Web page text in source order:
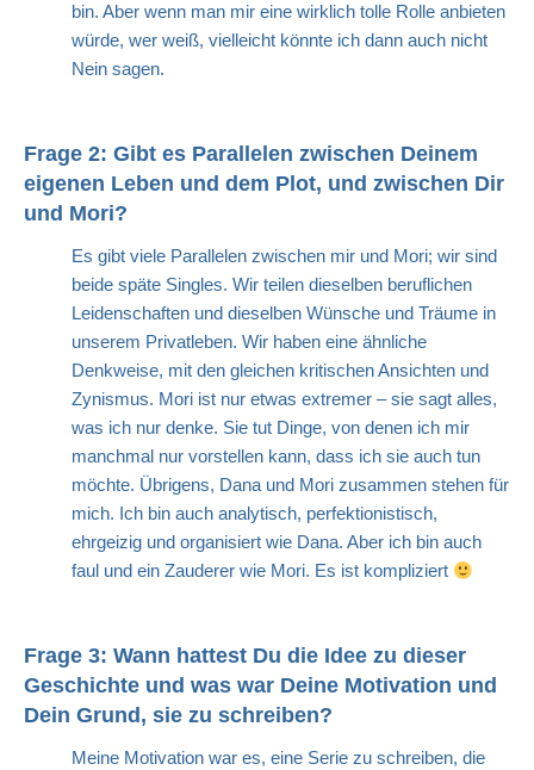
bin. Aber wenn man mir eine wirklich tolle Rolle anbieten
würde, wer weiß, vielleicht könnte ich dann auch nicht
Nein sagen.
Frage 2: Gibt es Parallelen zwischen Deinem
eigenen Leben und dem Plot, und zwischen Dir
und Mori?
Es gibt viele Parallelen zwischen mir und Mori; wir sind
beide späte Singles. Wir teilen dieselben beruflichen
Leidenschaften und dieselben Wünsche und Träume in
unserem Privatleben. Wir haben eine ähnliche
Denkweise, mit den gleichen kritischen Ansichten und
Zynismus. Mori ist nur etwas extremer – sie sagt alles,
was ich nur denke. Sie tut Dinge, von denen ich mir
manchmal nur vorstellen kann, dass ich sie auch tun
möchte. Übrigens, Dana und Mori zusammen stehen für
mich. Ich bin auch analytisch, perfektionistisch,
ehrgeizig und organisiert wie Dana. Aber ich bin auch
faul und ein Zauderer wie Mori. Es ist kompliziert
Frage 3: Wann hattest Du die Idee zu dieser
Geschichte und was war Deine Motivation und
Dein Grund, sie zu schreiben?
Meine Motivation war es, eine Serie zu schreiben, die